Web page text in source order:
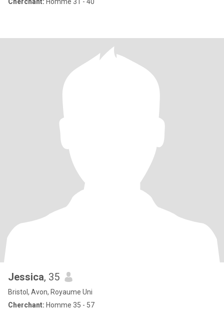
Jessica, 35
Bristol, Avon, Royaume Uni
Cherchant: Homme 35 - 57